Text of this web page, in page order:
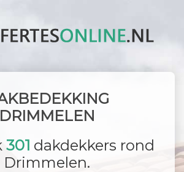
DRIMMELEN
301 dakdekkers rond
Drimmelen.